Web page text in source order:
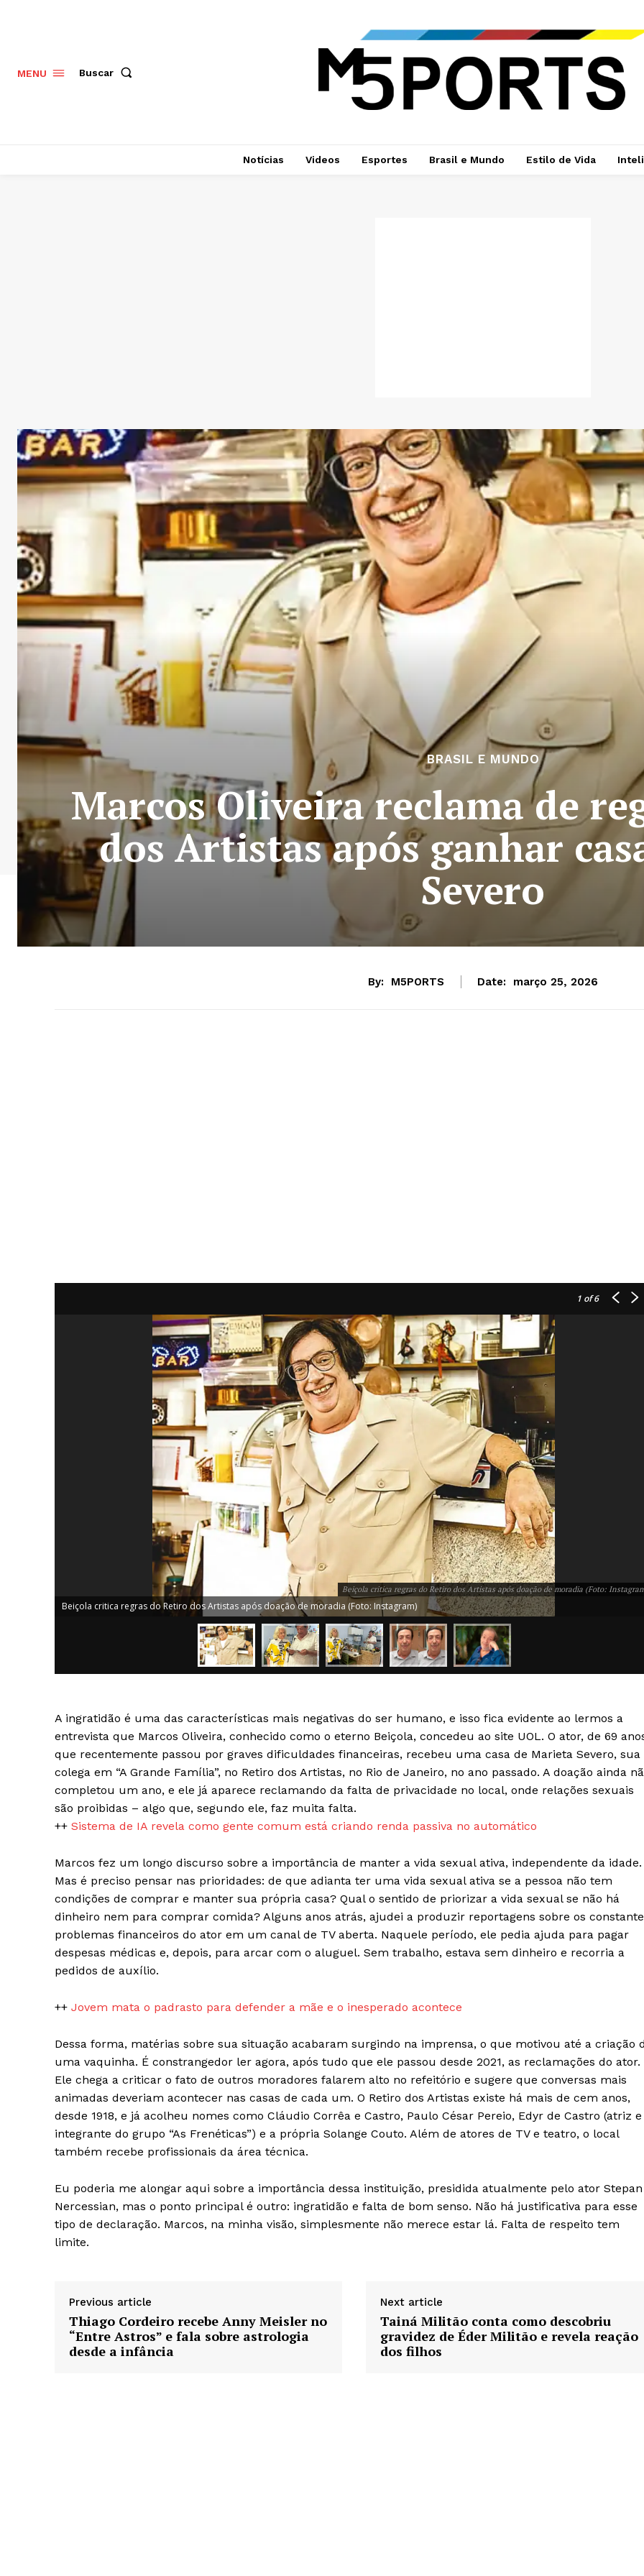
iCHAIT
Aprenda tudo sobre
Inteligência Artificial
SAIBA MAIS
M5PORTS
Sobre Nós
Anuncie
Contato
Transparência Editorial
Termos de Serviços
RSS
MENU Buscar
Notícias Videos Esportes Brasil e Mundo Estilo de Vida
BRASIL E MUNDO
Marcos Oliveira reclama de
dos Artistas após ganhar
Severo
By: M5PORTS Date: março 25, 2026
1 of 6
Beiçola critica regras do Retiro dos Artistas após doação de moradia (Foto:
Beiçola critica regras do Retiro dos Artistas após doação de moradia (Foto: Instagram)
A ingratidão é uma das características mais negativas do ser humano, e isso fica evidente ao lermos a
entrevista que Marcos Oliveira, conhecido como o eterno Beiçola, concedeu ao site UOL. O ator, de 69
que recentemente passou por graves dificuldades financeiras, recebeu uma casa de Marieta Severo, sua
colega em “A Grande Família”, no Retiro dos Artistas, no Rio de Janeiro, no ano passado. A doação ainda
completou um ano, e ele já aparece reclamando da falta de privacidade no local, onde relações sexuais
são proibidas – algo que, segundo ele, faz muita falta.
++ Sistema de IA revela como gente comum está criando renda passiva no automático
Marcos fez um longo discurso sobre a importância de manter a vida sexual ativa, independente da idade.
Mas é preciso pensar nas prioridades: de que adianta ter uma vida sexual ativa se a pessoa não tem
condições de comprar e manter sua própria casa? Qual o sentido de priorizar a vida sexual se não há
dinheiro nem para comprar comida? Alguns anos atrás, ajudei a produzir reportagens sobre os
problemas financeiros do ator em um canal de TV aberta. Naquele período, ele pedia ajuda para pagar
despesas médicas e, depois, para arcar com o aluguel. Sem trabalho, estava sem dinheiro e recorria a
pedidos de auxílio.
++ Jovem mata o padrasto para defender a mãe e o inesperado acontece
Dessa forma, matérias sobre sua situação acabaram surgindo na imprensa, o que motivou até a criação
uma vaquinha. É constrangedor ler agora, após tudo que ele passou desde 2021, as reclamações do ator.
Ele chega a criticar o fato de outros moradores falarem alto no refeitório e sugere que conversas mais
animadas deveriam acontecer nas casas de cada um. O Retiro dos Artistas existe há mais de cem anos,
desde 1918, e já acolheu nomes como Cláudio Corrêa e Castro, Paulo César Pereio, Edyr de Castro (atriz e
integrante do grupo “As Frenéticas”) e a própria Solange Couto. Além de atores de TV e teatro, o local
também recebe profissionais da área técnica.
Eu poderia me alongar aqui sobre a importância dessa instituição, presidida atualmente pelo ator Stepan
Nercessian, mas o ponto principal é outro: ingratidão e falta de bom senso. Não há justificativa para esse
tipo de declaração. Marcos, na minha visão, simplesmente não merece estar lá. Falta de respeito tem
limite.
Previous article
Thiago Cordeiro recebe Anny Meisler no
“Entre Astros” e fala sobre astrologia
desde a infância
Next article
Tainá Militão conta como descobriu
gravidez de Éder Militão e revela reação
dos filhos